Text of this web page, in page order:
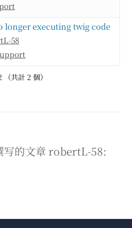
longer executing twig code
58
共計 2 個）
写的文章 robertL-58: